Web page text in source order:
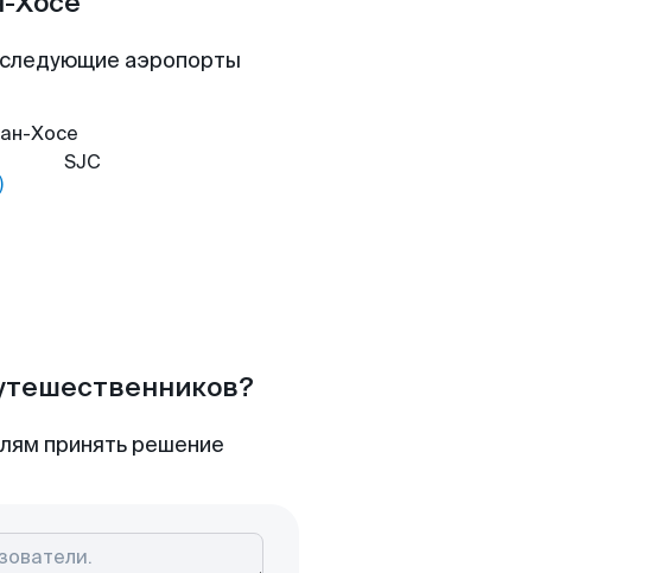
аэропорты
Хосе
SJC
принять решение